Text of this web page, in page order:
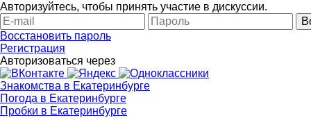
Авторизуйтесь, чтобы принять участие в дискуссии.
Восстановить пароль
Регистрация
Авторизоваться через
Знакомства в Екатеринбурге
Погода в Екатеринбурге
Пробки в Екатеринбурге